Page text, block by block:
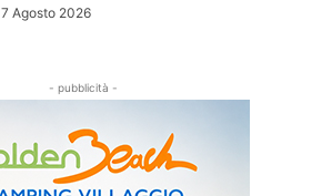
7 Agosto 2026
- pubblicità -